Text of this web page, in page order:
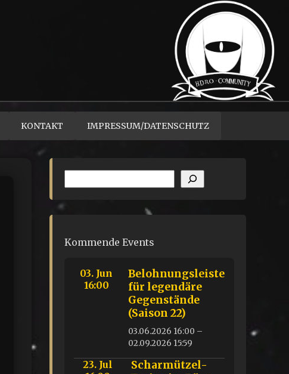
KONTAKT IMPRESSUM/DATENSCHUTZ
Kommende Events
03. Jun
16:00
Belohnungsleiste
für legendäre
Gegenstände
(Saison 22)
03.06.2026 16:00 –
02.09.2026 15:59
23. Jul
Scharmützel-